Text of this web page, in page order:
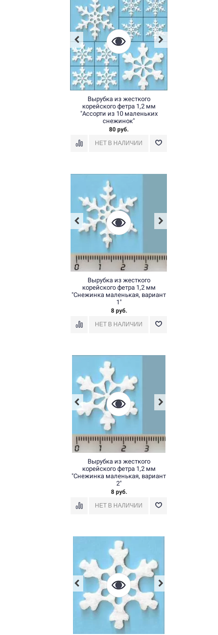
Вырубка из жесткого
корейского фетра 1,2 мм
"Ассорти из 10 маленьких
снежинок"
80 руб.
Вырубка из жесткого
корейского фетра 1,2 мм
"Снежинка маленькая, вариант
1"
8 руб.
Вырубка из жесткого
корейского фетра 1,2 мм
"Снежинка маленькая, вариант
2"
8 руб.